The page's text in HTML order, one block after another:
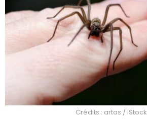
Crédits : artas / iStock